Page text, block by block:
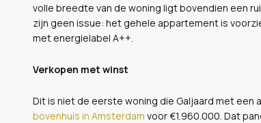
volle breedte van de woning ligt bovendien een
zijn geen issue: het gehele appartement is
met energielabel A++.
Verkopen met winst
Dit is niet de eerste woning die Galjaard met een
bovenhuis in Amsterdam voor €1.960.000. Dat